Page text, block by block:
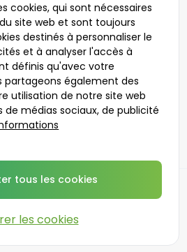
Dos
DoktorABC.com
cookies, qui sont nécessaires
site web et sont toujours
destinés à personnaliser le
et à analyser l'accès à
définis qu'avec votre
partageons également des
utilisation de notre site web
de médias sociaux, de publicité
tous les cookies
les cookies